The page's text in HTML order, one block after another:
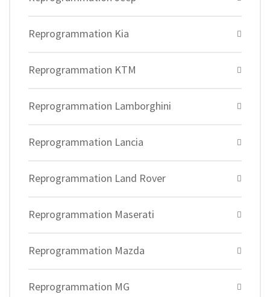
Reprogrammation Kia
Reprogrammation KTM
Reprogrammation Lamborghini
Reprogrammation Lancia
Reprogrammation Land Rover
Reprogrammation Maserati
Reprogrammation Mazda
Reprogrammation MG